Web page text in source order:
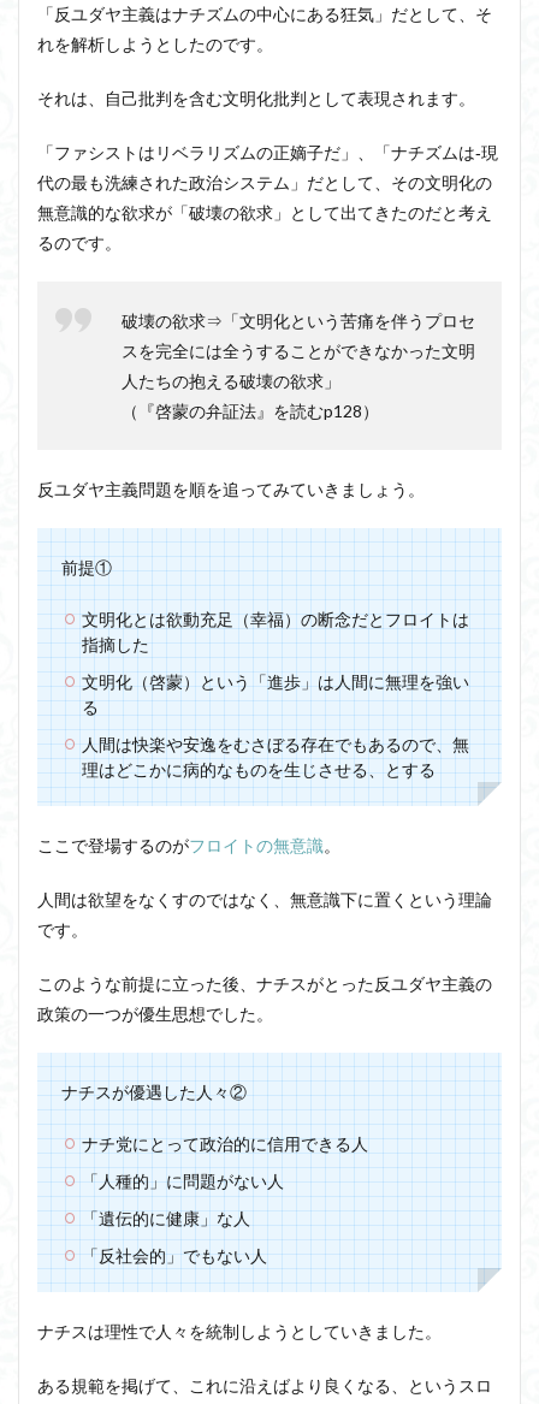
「反ユダヤ主義はナチズムの中心にある狂気」だとして、そ
れを解析しようとしたのです。
それは、自己批判を含む文明化批判として表現されます。
「ファシストはリベラリズムの正嫡子だ」、「ナチズムは‐現
代の最も洗練された政治システム」だとして、その文明化の
無意識的な欲求が「破壊の欲求」として出てきたのだと考え
るのです。
破壊の欲求⇒「文明化という苦痛を伴うプロセ
スを完全には全うすることができなかった文明
人たちの抱える破壊の欲求」
（『啓蒙の弁証法』を読むp128）
反ユダヤ主義問題を順を追ってみていきましょう。
前提①
文明化とは欲動充足（幸福）の断念だとフロイトは
指摘した
文明化（啓蒙）という「進歩」は人間に無理を強い
る
人間は快楽や安逸をむさぼる存在でもあるので、無
理はどこかに病的なものを生じさせる、とする
ここで登場するのがフロイトの無意識。
人間は欲望をなくすのではなく、無意識下に置くという理論
です。
このような前提に立った後、ナチスがとった反ユダヤ主義の
政策の一つが優生思想でした。
ナチスが優遇した人々②
ナチ党にとって政治的に信用できる人
「人種的」に問題がない人
「遺伝的に健康」な人
「反社会的」でもない人
ナチスは理性で人々を統制しようとしていきました。
ある規範を掲げて、これに沿えばより良くなる、というスロ